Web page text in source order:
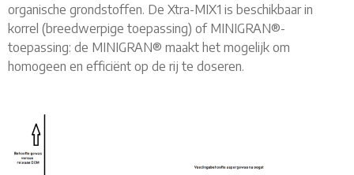
organische grondstoffen. De Xtra-MIX1 is beschikbaar in
korrel (breedwerpige toepassing) of MINIGRAN®-
toepassing: de MINIGRAN® maakt het mogelijk om
homogeen en efficiënt op de rij te doseren.